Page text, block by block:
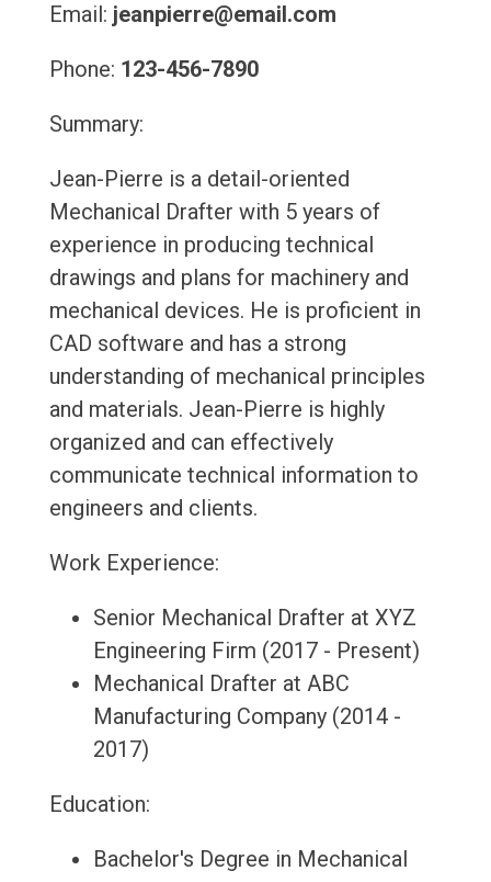
Email: jeanpierre@email.com
Phone: 123-456-7890
Summary:
Jean-Pierre is a detail-oriented
Mechanical Drafter with 5 years of
experience in producing technical
drawings and plans for machinery and
mechanical devices. He is proficient in
CAD software and has a strong
understanding of mechanical principles
and materials. Jean-Pierre is highly
organized and can effectively
communicate technical information to
engineers and clients.
Work Experience:
Senior Mechanical Drafter at XYZ
Engineering Firm (2017 - Present)
Mechanical Drafter at ABC
Manufacturing Company (2014 -
2017)
Education:
Bachelor's Degree in Mechanical